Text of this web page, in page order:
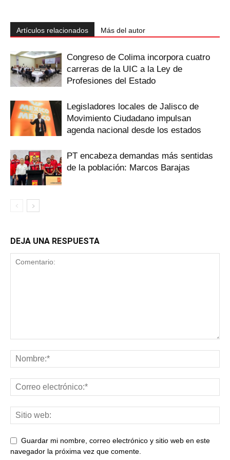
Artículos relacionados Más del autor
Congreso de Colima incorpora cuatro
carreras de la UIC a la Ley de
Profesiones del Estado
Legisladores locales de Jalisco de
Movimiento Ciudadano impulsan
agenda nacional desde los estados
PT encabeza demandas más sentidas
de la población: Marcos Barajas
DEJA UNA RESPUESTA
Guardar mi nombre, correo electrónico y sitio web en este
navegador la próxima vez que comente.